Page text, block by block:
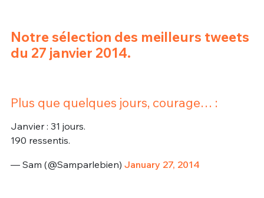
Notre sélection des meilleurs tweets
du 27 janvier 2014.
Plus que quelques jours, courage… :
Janvier : 31 jours.
190 ressentis.
— Sam (@Samparlebien) January 27, 2014